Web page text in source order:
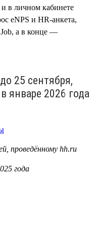
и в личном кабинете
eNPS и HR-анкета,
а в конце —
25 сентября,
январе 2026 года
проведённому hh.ru
года